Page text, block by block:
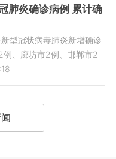
肺炎确诊病例 累计确
型冠状病毒肺炎新增确诊
、廊坊市2例、邯郸市2